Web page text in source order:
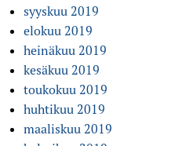
syyskuu 2019
elokuu 2019
heinäkuu 2019
kesäkuu 2019
toukokuu 2019
huhtikuu 2019
maaliskuu 2019